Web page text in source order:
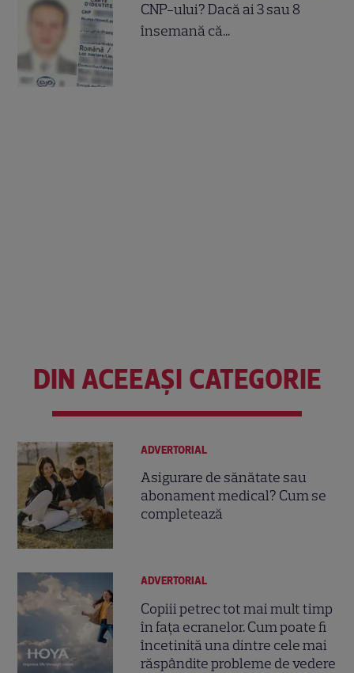
CNP-ului? Dacă ai 3 sau 8
însemană că...
DIN ACEEAȘI CATEGORIE
ADVERTORIAL
Asigurare de sănătate sau
abonament medical? Cum se
completează
ADVERTORIAL
Copiii petrec tot mai mult timp
în fața ecranelor. Cum poate fi
încetinită una dintre cele mai
răspândite probleme de vedere